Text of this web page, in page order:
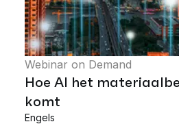
Webinar on Demand
Hoe AI het
komt
Engels